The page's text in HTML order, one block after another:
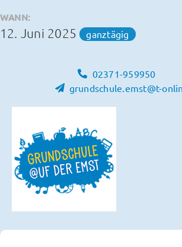
Inhalt
springen
WANN:
12. Juni 2025 ganztägig
02371-959950
grundschule.emst@t-